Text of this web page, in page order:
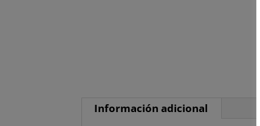
Información adicional